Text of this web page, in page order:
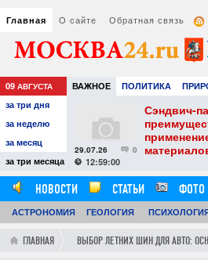
Главная О сайте Обратная связь
09 АВГУСТА ВАЖНОЕ ПОЛИТИКА
ТЕХНОЛОГИИ
за три дня
за неделю
за месяц
за три месяца
советы для
0
29.07.26
12:59:00
Сэндвич-
НОВОСТИ СТАТЬИ ФОТО
ОБЗОРЫ
ВИДЕОРЕПОРТАЖИ
АСТРОНОМИЯ ГЕОЛОГИЯ
ГЛАВНАЯ ВЫБОР ЛЕТНИХ ШИН ДЛЯ АВТО: